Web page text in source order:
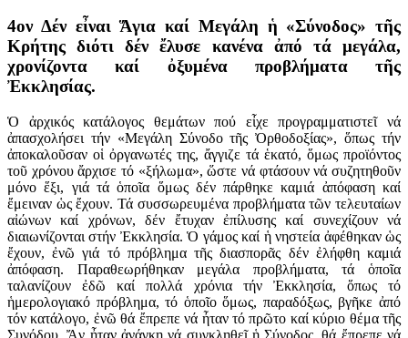
4ον Δέν εἶναι Ἅγια καί Μεγάλη ἡ «Σύνοδος» τῆς
Κρήτης διότι δέν ἔλυσε κανένα ἀπό τά μεγάλα,
χρονίζοντα καί ὀξυμένα προβλήματα τῆς
Ἐκκλησίας.
Ὁ ἀρχικός κατάλογος θεμάτων πού εἶχε προγραμματιστεῖ νά
ἀπασχολήσει τήν «Μεγάλη Σύνοδο τῆς Ὀρθοδοξίας», ὅπως τήν
ἀποκαλοῦσαν οἱ ὀργανωτές της, ἄγγιζε τά ἑκατό, ὅμως προϊόντος
τοῦ χρόνου ἄρχισε τό «ξήλωμα», ὥστε νά φτάσουν νά συζητηθοῦν
μόνο ἕξι, γιά τά ὁποῖα ὅμως δέν πάρθηκε καμιά ἀπόφαση καί
ἔμειναν ὡς ἔχουν. Τά συσσωρευμένα προβλήματα τῶν τελευταίων
αἰώνων καί χρόνων, δέν ἔτυχαν ἐπίλυσης καί συνεχίζουν νά
διαιωνίζονται στήν Ἐκκλησία. Ὁ γάμος καί ἡ νηστεία ἀφέθηκαν ὡς
ἔχουν, ἐνῶ γιά τό πρόβλημα τῆς διασπορᾶς δέν ἐλήφθη καμιά
ἀπόφαση. Παραθεωρήθηκαν μεγάλα προβλήματα, τά ὁποῖα
ταλανίζουν ἐδῶ καί πολλά χρόνια τήν Ἐκκλησία, ὅπως τό
ἡμερολογιακό πρόβλημα, τό ὁποῖο ὅμως, παραδόξως, βγῆκε ἀπό
τόν κατάλογο, ἐνῶ θά ἔπρεπε νά ἦταν τό πρῶτο καί κύριο θέμα τῆς
Συνόδου. Ἄν ἦταν ἀνάγκη νά συγκληθεῖ ἡ Σύνοδος, θά ἔπρεπε νά